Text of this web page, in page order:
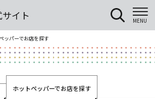
イト MENU
ッパーでお店を探す
ホットペッパーでお店を探す